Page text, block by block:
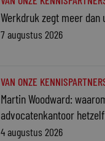
Werkdruk zegt meer dan
7 augustus 2026
VAN ONZE
Martin Woodward:
advocatenkantoor
4 augustus 2026